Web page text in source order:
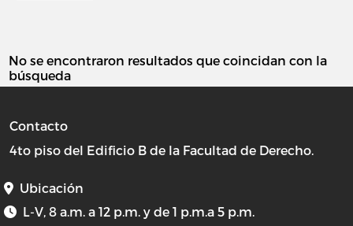
No se encontraron resultados que coincidan con la
búsqueda
Contacto
4to piso del Edificio B de la Facultad de Derecho.
Ubicación
L-V, 8 a.m. a 12 p.m. y de 1 p.m.a 5 p.m.